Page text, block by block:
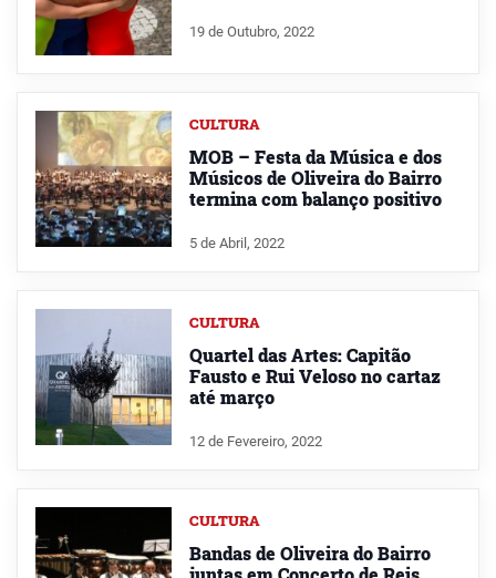
19 de Outubro, 2022
CULTURA
MOB – Festa da Música e dos
Músicos de Oliveira do Bairro
termina com balanço positivo
5 de Abril, 2022
CULTURA
Quartel das Artes: Capitão
Fausto e Rui Veloso no cartaz
até março
12 de Fevereiro, 2022
CULTURA
Bandas de Oliveira do Bairro